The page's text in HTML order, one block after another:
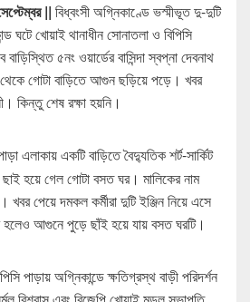
|| বিধ্বংসী অগ্নিকাণ্ডে ভস্মীভূত দু-দুটি
খোয়াই থানাধীন সোনাতলা ও বিপিসি
৫নং ওয়ার্ডের বাসিন্দা স্বপ্না দেবনাথ
থেকে গোটা বাড়িতে আগুন ছড়িয়ে পড়ে। খবর
কিন্তু শেষ রক্ষা হয়নি।
এলাকায় একটি বাড়িতে বৈদ্যুতিক শর্ট-সার্কিট
হয়ে গেল গোটা বসত ঘর। মালিকের নাম
পেয়ে দমকল কর্মীরা দুটি ইঞ্জিন নিয়ে এসে
আগুনে পুড়ে ছাঁই হয়ে যায় বসত ঘরটি।
পাড়ায় অগ্নিকান্ডে ক্ষতিগ্রস্থ বাড়ী পরিদর্শন